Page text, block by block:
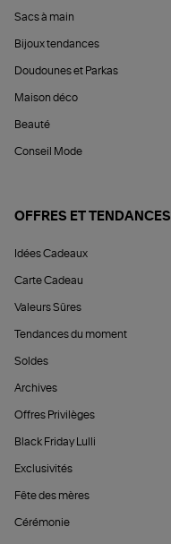
Sacs à main
Bijoux tendances
Doudounes et Parkas
Maison déco
Beauté
Conseil Mode
OFFRES ET TENDANCES
Idées Cadeaux
Carte Cadeau
Valeurs Sûres
Tendances du moment
Soldes
Archives
Offres Privilèges
Black Friday Lulli
Exclusivités
Fête des mères
Cérémonie